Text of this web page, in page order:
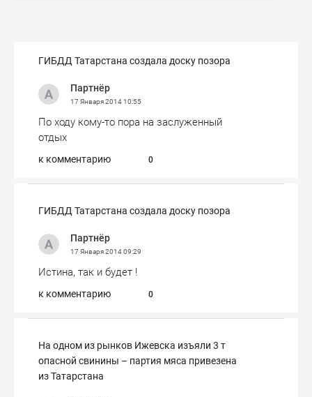
ГИБДД Татарстана создала доску позора
Партнёр
17 Января 201410:55
По ходу кому-то пора на заслуженный
отдых
к комментарию 0
ГИБДД Татарстана создала доску позора
Партнёр
17 Января 201409:29
Истина, так и будет !
к комментарию 0
На одном из рынков Ижевска изъяли 3 т
опасной свинины – партия мяса привезена
из Татарстана